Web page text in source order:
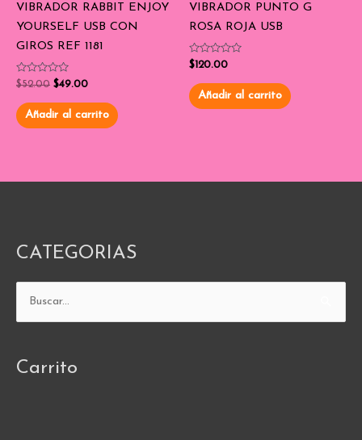
VIBRADOR RABBIT ENJOY
YOURSELF USB CON
GIROS REF 1181
Valorado
con
de
5
$52.00 $49.00
Añadir al carrito
VIBRADOR PUNTO G
ROSA ROJA USB
Valorado
con
de
5
$120.00
Añadir al carrito
CATEGORIAS
Buscar
por:
Carrito